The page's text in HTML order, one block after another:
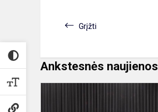
Grįžti
Ankstesnės naujienos